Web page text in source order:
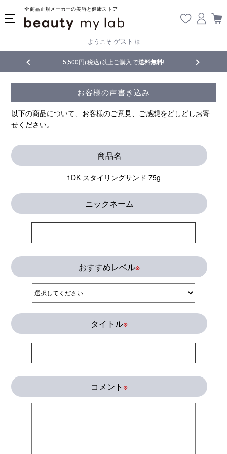
全商品正規メーカーの美容と健康ストア
ようこそ ゲスト 様
5,500円(税込)以上ご購入で送料無料! 【重要】
お客様の声書き込み
以下の商品について、お客様のご意見、ご感想をどしどしお寄
せください。
商品名
1DK スタイリングサンド 75g
ニックネーム
おすすめレベル※
タイトル※
コメント※